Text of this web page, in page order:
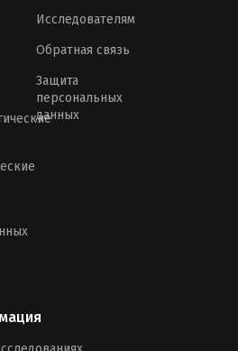
Исследователям
Обратная связь
Защита
персональных
данных